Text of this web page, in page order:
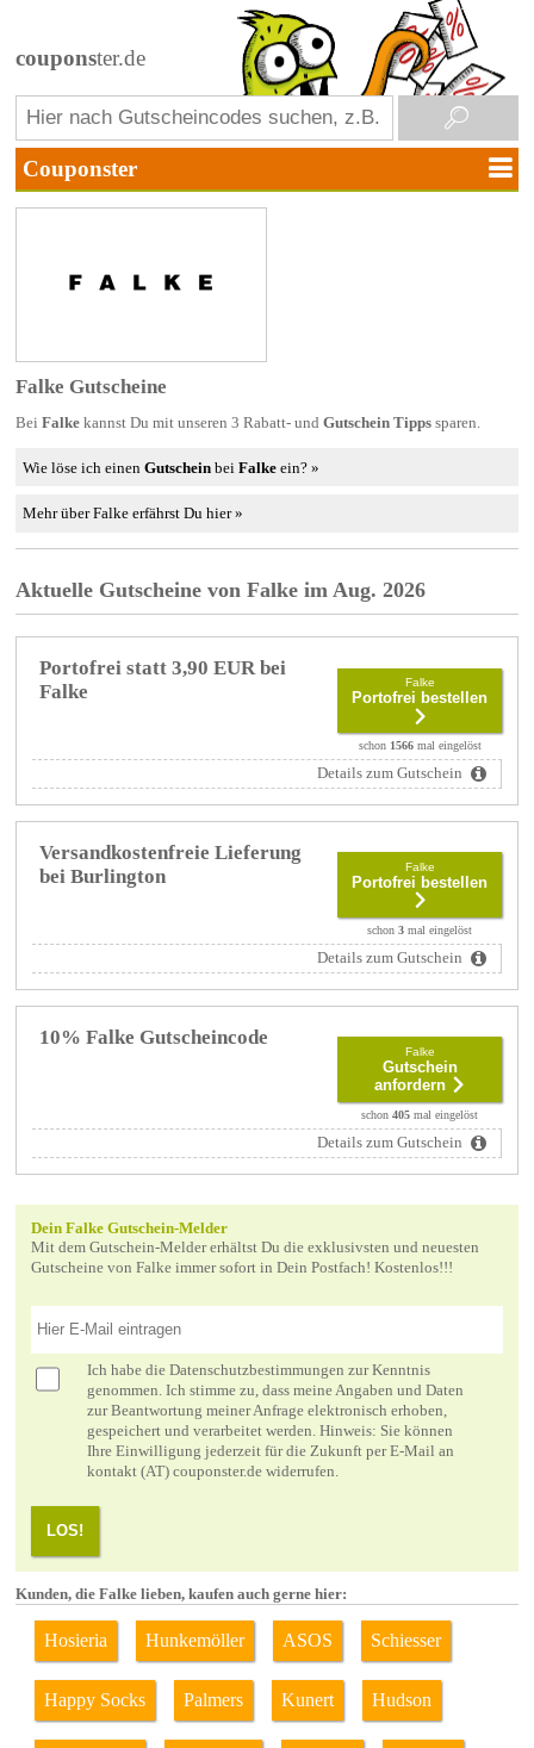
couponster.de
Falke Gutscheine
Bei Falkekannst Du mit unseren 3 Rabatt- und Gutschein Tippssparen.
Wie löse ich einenGutschein beiFalke ein? »
Mehr über Falke erfährst Du hier »
Aktuelle Gutscheine von Falke im Aug. 2026
Portofrei statt 3,90 EUR bei
Falke
Falke
Portofrei bestellen
schon 1566mal eingelöst
Details zum Gutschein
Versandkostenfreie Lieferung
bei Burlington
Falke
Portofrei bestellen
schon3 mal eingelöst
Details zum Gutschein
10% Falke Gutscheincode
Falke
Gutschein
anfordern
schon405 mal eingelöst
Details zum Gutschein
Dein Falke Gutschein-Melder
Mit dem Gutschein-Melder erhältst Du die exklusivsten und neuesten
Gutscheine von Falke immer sofort in Dein Postfach! Kostenlos!!!
Ich habe die Datenschutzbestimmungen zur Kenntnis
genommen. Ich stimme zu, dass meine Angaben und Daten
zur Beantwortung meiner Anfrage elektronisch erhoben,
gespeichert und verarbeitet werden. Hinweis: Sie können
Ihre Einwilligung jederzeit für die Zukunft per E-Mail an
kontakt (AT) couponster.de widerrufen.
LOS!
Kunden, die Falke lieben, kaufen auch gerne hier:
Hosieria Hunkemöller ASOS Schiesser
Happy Socks Palmers Kunert Hudson